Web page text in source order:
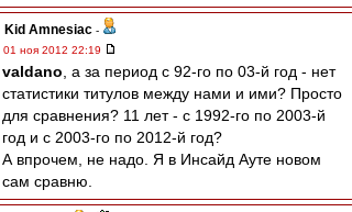
Kid Amnesiac -
01 ноя 2012 22:19
valdano , а за период с 92-го по 03-й год - нет
статистики титулов между нами и ими? Просто
для сравнения? 11 лет - с 1992-го по 2003-й
год и с 2003-го по 2012-й год?
А впрочем, не надо. Я в Инсайд Ауте новом
сам сравню.